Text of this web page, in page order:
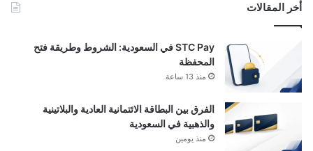
أخر المقالات
STC Pay في السعودية: الشروط وطريقة فتح
المحفظة
منذ 13 ساعة
الفرق بين البطاقة الائتمانية العادية والبلاتينية
والذهبية في السعودية
منذ يومين